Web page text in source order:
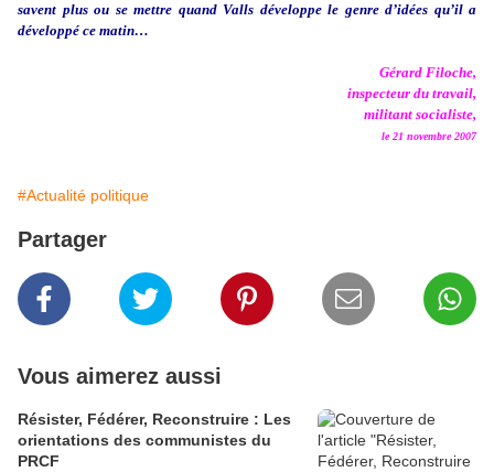
savent plus ou se mettre quand Valls développe le genre d’idées qu’il a
développé ce matin…
Gérard Filoche,
inspecteur du travail,
militant socialiste,
le 21 novembre 2007
#Actualité politique
Partager
Vous aimerez aussi
Résister, Fédérer, Reconstruire : Les
orientations des communistes du
PRCF